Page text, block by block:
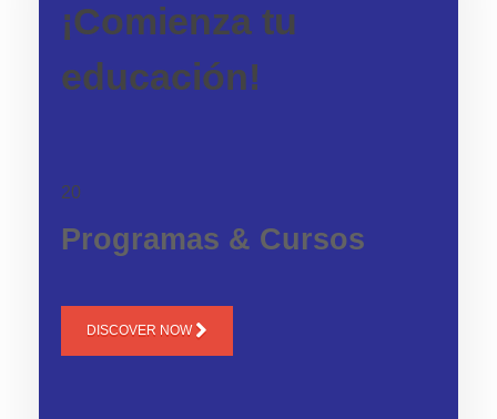
¡Comienza tu
educación!
20
Programas & Cursos
DISCOVER NOW